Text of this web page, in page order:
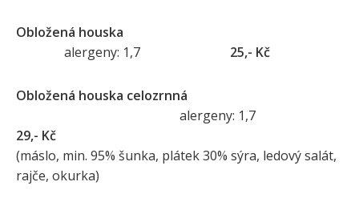
Obložená houska
alergeny: 1,7 25,- Kč
Obložená houska celozrnná
alergeny: 1,7
29,- Kč
(máslo, min. 95% šunka, plátek 30% sýra, ledový salát,
rajče, okurka)